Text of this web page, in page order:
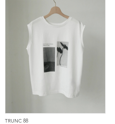
TRUNC 88